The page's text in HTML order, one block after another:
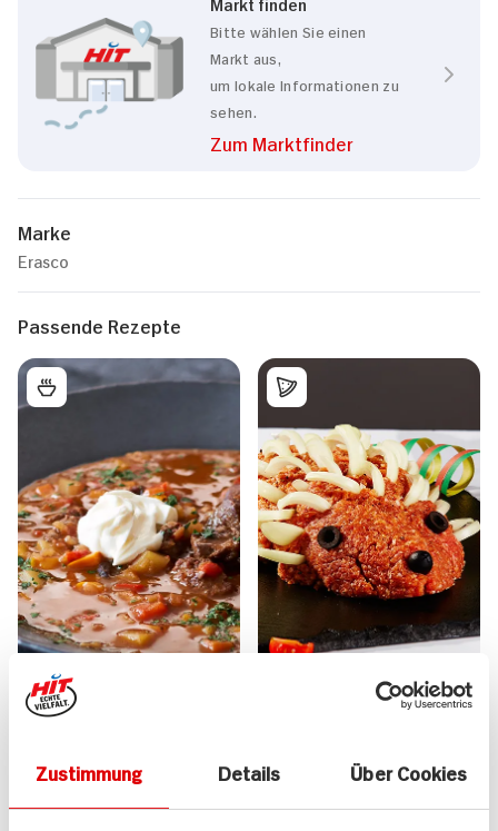
Zustimmung Details Über Cookies
Bitte wählen Sie einen
Markt aus,
um lokale Informationen zu
sehen.
Zum Marktfinder
Marke
Erasco
Passende Rezepte
Feurige Gulaschsuppe
Würstchen Deftige